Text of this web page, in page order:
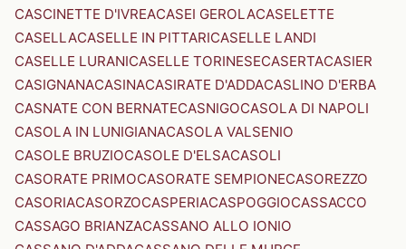
CASCINETTE D'IVREACASEI GEROLACASELETTE
CASELLACASELLE IN PITTARICASELLE LANDI
CASELLE LURANICASELLE TORINESECASERTACASIER
CASIGNANACASINACASIRATE D'ADDACASLINO D'ERBA
CASNATE CON BERNATECASNIGOCASOLA DI NAPOLI
CASOLA IN LUNIGIANACASOLA VALSENIO
CASOLE BRUZIOCASOLE D'ELSACASOLI
CASORATE PRIMOCASORATE SEMPIONECASOREZZO
CASORIACASORZOCASPERIACASPOGGIOCASSACCO
CASSAGO BRIANZACASSANO ALLO IONIO